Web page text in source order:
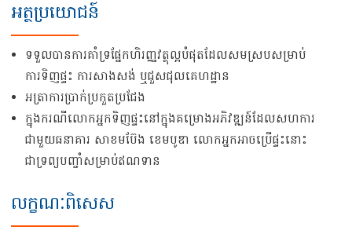
អត្ថប្រយោជន៍
ទទួលបានការគាំទ្រផ្នែកហិរញ្ញវត្ថុល្អបំផុតដែលសមស្របសម្រាប់
ការទិញផ្ទះ ការសាងសង់ ឬជួសជុលគេហដ្ឋាន
អត្រាការប្រាក់ប្រកួតប្រជែង
ក្នុងករណីលោកអ្នកទិញផ្ទះនៅក្នុងគម្រោងអភិវឌ្ឍន៍ដែលសហការ
ជាមួយធនាគារ សាខមប៊ែង ខេមបូឌា លោកអ្នកអាចប្រើផ្ទះនោះ
ជាទ្រព្យបញ្ចាំសម្រាប់ឥណទាន
លក្ខណៈពិសេស